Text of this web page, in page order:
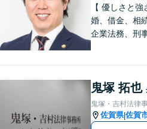
【 優しさと
婚、借金、相
企業法務、刑
なリーガルサ
たします。
鬼塚 拓也
鬼塚・吉村法律
佐賀県|佐賀